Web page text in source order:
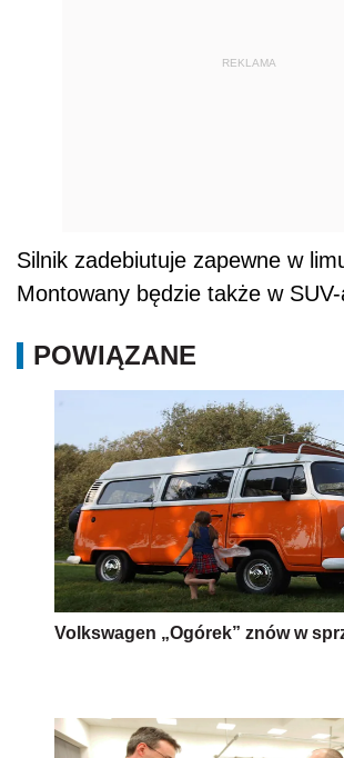
REKLAMA
Silnik zadebiutuje zapewne w
Montowany będzie także w
POWIĄZANE
Volkswagen „Ogórek” znów w